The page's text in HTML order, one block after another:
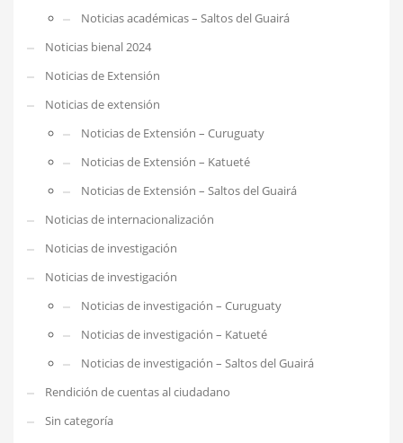
Noticias académicas – Saltos del Guairá
Noticias bienal 2024
Noticias de Extensión
Noticias de extensión
Noticias de Extensión – Curuguaty
Noticias de Extensión – Katueté
Noticias de Extensión – Saltos del Guairá
Noticias de internacionalización
Noticias de investigación
Noticias de investigación
Noticias de investigación – Curuguaty
Noticias de investigación – Katueté
Noticias de investigación – Saltos del Guairá
Rendición de cuentas al ciudadano
Sin categoría